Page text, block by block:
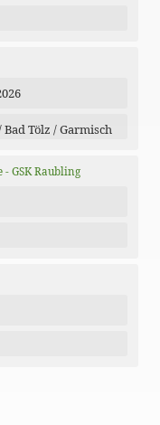
Tölz / Garmisch
GSK Raubling